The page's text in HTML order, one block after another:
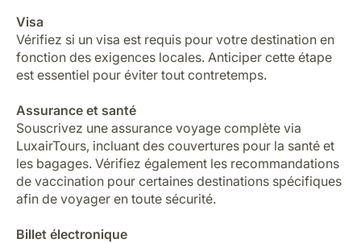
Visa
Vérifiez si un visa est requis pour votre destination en
fonction des exigences locales. Anticiper cette étape
est essentiel pour éviter tout contretemps.
Assurance et santé
Souscrivez une assurance voyage complète via
LuxairTours, incluant des couvertures pour la santé et
les bagages. Vérifiez également les recommandations
de vaccination pour certaines destinations spécifiques
afin de voyager en toute sécurité.
Billet électronique